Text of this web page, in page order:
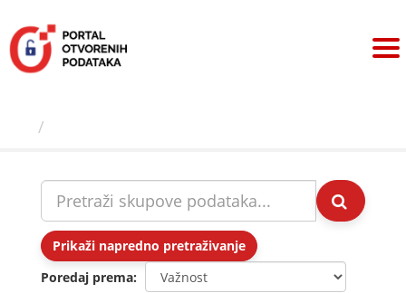
sadržaj
Prikaži napredno pretraživanje
Poredaj prema